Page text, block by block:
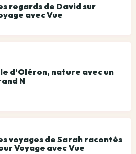
regards de David sur
avec Vue
d’Oléron, nature avec un
N
voyages de Sarah racontés
Voyage avec Vue